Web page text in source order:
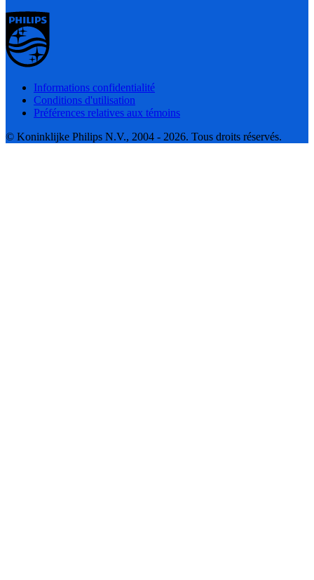
Informations confidentialité
Conditions d'utilisation
Préférences relatives aux témoins
© Koninklijke Philips N.V., 2004 - 2026. Tous droits réservés.